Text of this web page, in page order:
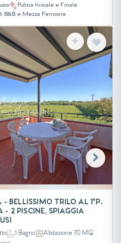
Pulizia Iniziale e Finale
B&B e Mezza Pensione
BELLISSIMO TRILO AL 1°P.
- 2 PISCINE, SPIAGGIA
1 Bagno
Abitazione 70 MQ